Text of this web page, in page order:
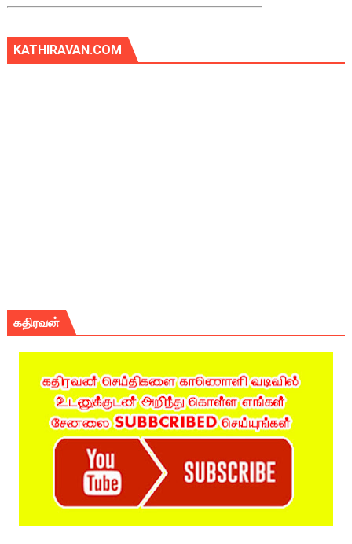
KATHIRAVAN.COM
கதிரவன்